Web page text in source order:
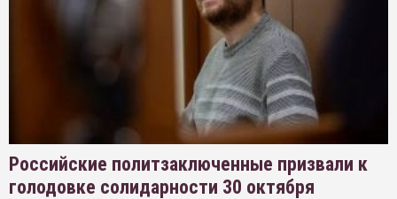
Российские политзаключенные призвали к
голодовке солидарности 30 октября